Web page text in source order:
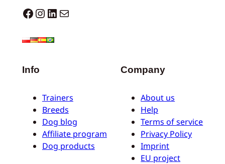
Dogo facebook InstagramLinkedIn E-mail
Info
Trainers
Breeds
Dog blog
Affiliate program
Dog products
Company
About us
Help
Terms of service
Privacy Policy
Imprint
EU project